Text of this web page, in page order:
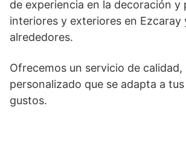
de experiencia en la decoración y
interiores y exteriores en Ezcaray
alrededores.
Ofrecemos un servicio de
personalizado que se adapta a
gustos.